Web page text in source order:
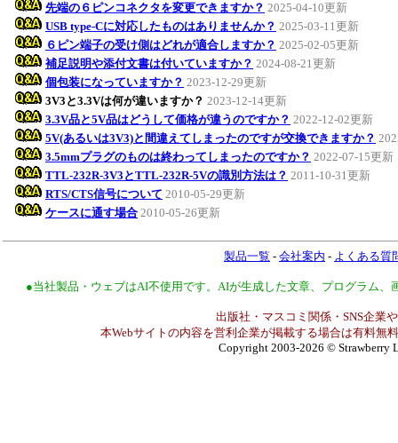
先端の６ピンコネクタを変更できますか？ 2025-04-10更新
USB type-Cに対応したものはありませんか？ 2025-03-11更新
６ピン端子の受け側はどれが適合しますか？ 2025-02-05更新
補足説明や添付文書は付いていますか？ 2024-08-21更新
個包装になっていますか？ 2023-12-29更新
3V3と3.3Vは何が違いますか？ 2023-12-14更新
3.3V品と5V品はどうして価格が違うのですか？ 2022-12-02更新
5V(あるいは3V3)と間違えてしまったのですが交換できますか？
3.5mmプラグのものは終わってしまったのですか？ 2022-07-15更新
TTL-232R-3V3とTTL-232R-5Vの識別方法は？ 2011-10-31更新
RTS/CTS信号について 2010-05-29更新
ケースに通す場合 2010-05-26更新
製品一覧 - 会社案内 - よくある質
●当社製品・ウェブはAI不使用です。AIが生成した文章、プログラム
出版社・マスコミ関係・SNS企業
本Webサイトの内容を営利企業が掲載する場合は有料無
Copyright 2003-2026 © Strawberry